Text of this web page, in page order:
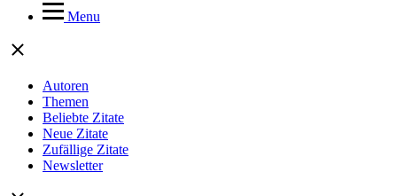
Menu
Autoren
Themen
Beliebte Zitate
Neue Zitate
Zufällige Zitate
Newsletter